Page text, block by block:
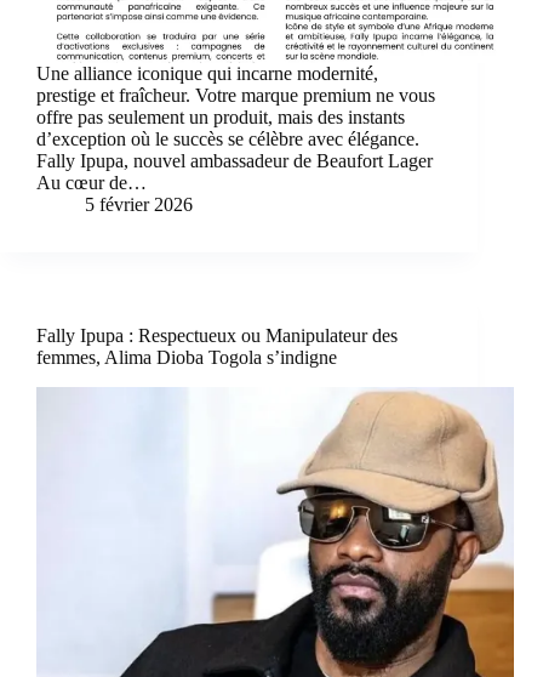
Une alliance iconique qui incarne modernité,
prestige et fraîcheur. Votre marque premium ne vous
offre pas seulement un produit, mais des instants
d’exception où le succès se célèbre avec élégance.
Fally Ipupa, nouvel ambassadeur de Beaufort Lager
Au cœur de…
5 février 2026
Fally Ipupa : Respectueux ou Manipulateur des
femmes, Alima Dioba Togola s’indigne